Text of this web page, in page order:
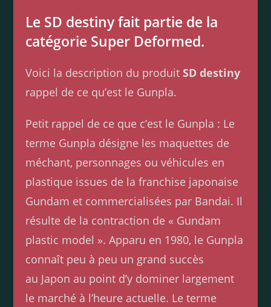
Le SD destiny fait partie de la
catégorie Super Deformed.
Voici la description du produitSD destiny
rappel de ce qu’est le Gunpla.
Petit rappel de ce que c’est le Gunpla : Le
terme Gunpla désigne les maquettes de
méchant, personnages ou véhicules en
plastique issues de la franchise japonaise
Gundam et commercialisées par Bandai. Il
résulte de la contraction de « Gundam
plastic model ». Apparu en 1980, le Gunpla
connaît peu à peu un grand succès
au Japon au point d’y dominer largement
le marché à l’heure actuelle. Le terme